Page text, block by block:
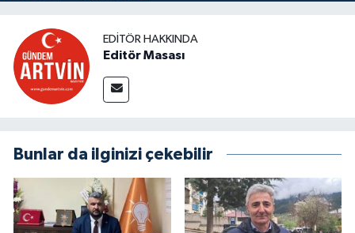
EDITÖR HAKKINDA
Editör Masası
Bunlar da ilginizi çekebilir